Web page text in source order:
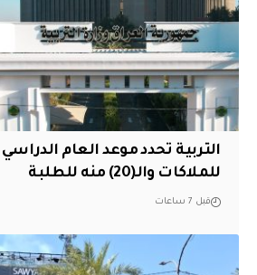
للملاكات والـ(20) منه للطلبة
قبل 7 ساعات